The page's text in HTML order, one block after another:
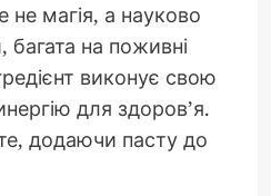
магія, а науково
багата на поживні
виконує свою
для здоров’я.
додаючи пасту до